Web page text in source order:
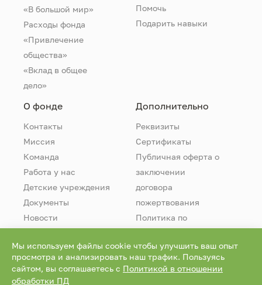
«В большой мир»
Расходы фонда
«Привлечение
общества»
«Вклад в общее
дело»
Помочь
Подарить навыки
О фонде
Контакты
Миссия
Команда
Работа у нас
Детские учреждения
Документы
Новости
Дополнительно
Реквизиты
Сертификаты
Публичная оферта о
заключении
договора
пожертвования
Политика по
персональных
данных
Мы используем файлы cookie чтобы улучшить ваш опыт
просмотра и анализировать наш трафик. Пользуясь
сайтом, вы соглашаетесь с Политикой в отношении
обработки ПД